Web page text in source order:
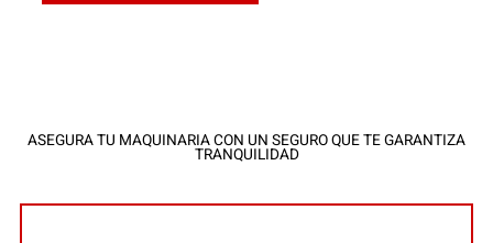
ASEGURA TU MAQUINARIA CON UN SEGURO QUE TE GARANTIZA
TRANQUILIDAD